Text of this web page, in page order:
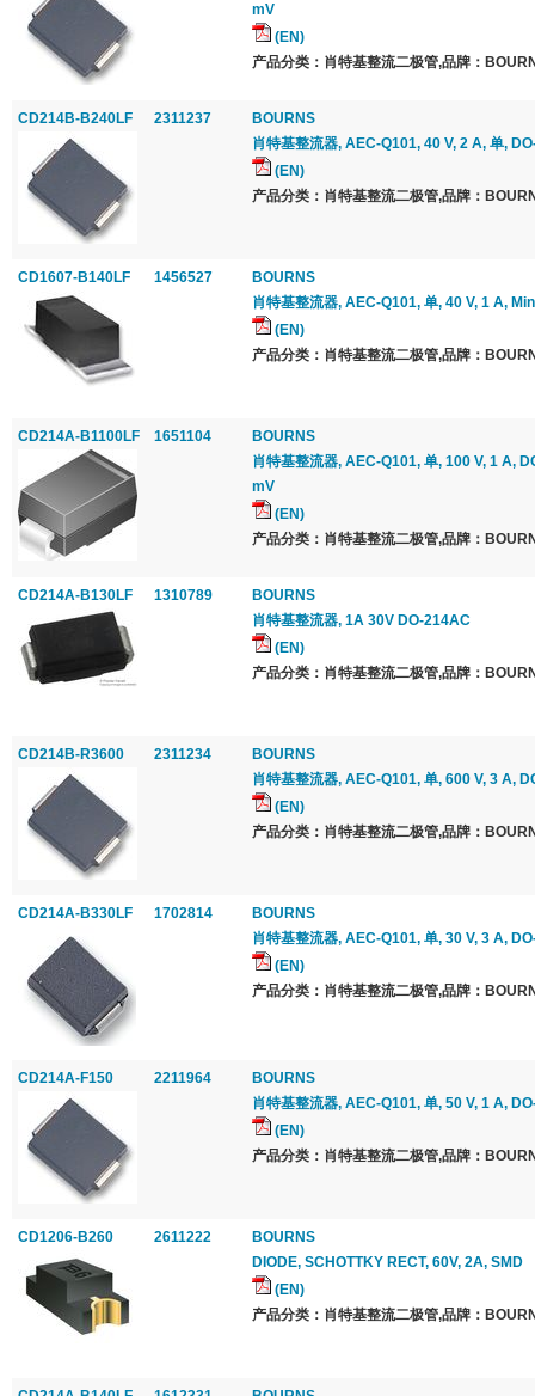
mV
(EN)
产品分类：肖特基整流二极管,品牌：
CD214B-B240LF 2311237
BOURNS
肖特基整流器, AEC-Q101, 40 V, 2 A, 单,
(EN)
产品分类：肖特基整流二极管,品牌：
CD1607-B140LF 1456527
BOURNS
肖特基整流器, AEC-Q101, 单, 40 V, 1 A,
(EN)
产品分类：肖特基整流二极管,品牌：
CD214A-B1100LF 1651104
BOURNS
肖特基整流器, AEC-Q101, 单, 100 V, 1 A,
mV
(EN)
产品分类：肖特基整流二极管,品牌：
CD214A-B130LF 1310789
BOURNS
肖特基整流器, 1A 30V DO-214AC
(EN)
产品分类：肖特基整流二极管,品牌：
CD214B-R3600 2311234
BOURNS
肖特基整流器, AEC-Q101, 单, 600 V, 3 A,
(EN)
产品分类：肖特基整流二极管,品牌：
CD214A-B330LF 1702814
BOURNS
肖特基整流器, AEC-Q101, 单, 30 V, 3 A,
(EN)
产品分类：肖特基整流二极管,品牌：
CD214A-F150 2211964
BOURNS
肖特基整流器, AEC-Q101, 单, 50 V, 1 A,
(EN)
产品分类：肖特基整流二极管,品牌：
CD1206-B260 2611222
BOURNS
DIODE, SCHOTTKY RECT, 60V, 2A, SMD
(EN)
产品分类：肖特基整流二极管,品牌：